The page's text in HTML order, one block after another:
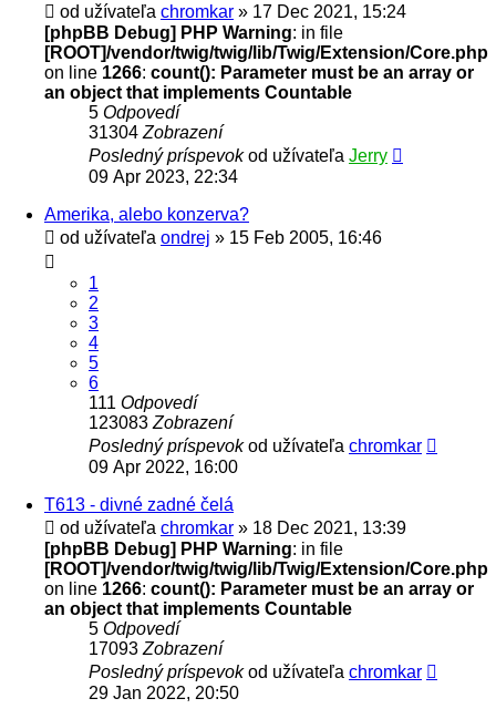
od užívateľa chromkar » 17 Dec 2021, 15:24
[phpBB Debug] PHP Warning: in file
[ROOT]/vendor/twig/twig/lib/Twig/Extension/Core.php
on line 1266: count(): Parameter must be an array or
an object that implements Countable
5 Odpovedí
31304 Zobrazení
Posledný príspevokod užívateľa Jerry
09 Apr 2023, 22:34
Amerika, alebo konzerva?
od užívateľa ondrej » 15 Feb 2005, 16:46
1
2
3
4
5
6
111 Odpovedí
123083 Zobrazení
Posledný príspevokod užívateľa chromkar
09 Apr 2022, 16:00
T613 - divné zadné čelá
od užívateľa chromkar » 18 Dec 2021, 13:39
[phpBB Debug] PHP Warning: in file
[ROOT]/vendor/twig/twig/lib/Twig/Extension/Core.php
on line 1266: count(): Parameter must be an array or
an object that implements Countable
5 Odpovedí
17093 Zobrazení
Posledný príspevokod užívateľa chromkar
29 Jan 2022, 20:50